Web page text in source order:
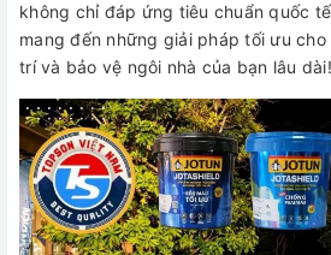
không chỉ đáp ứng tiêu chuẩn quốc
mang đến những giải pháp tối ưu cho
trí và bảo vệ ngôi nhà của bạn lâu dài!